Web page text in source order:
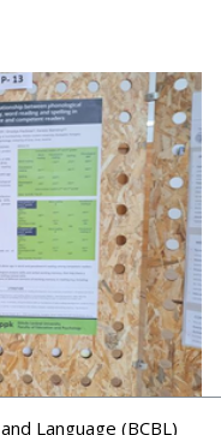
Language (BCBL)